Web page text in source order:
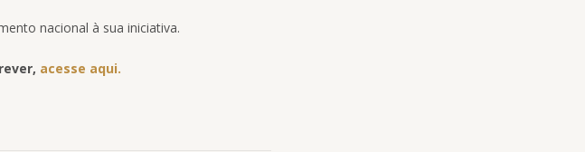
nacional à sua iniciativa.
acesse aqui.